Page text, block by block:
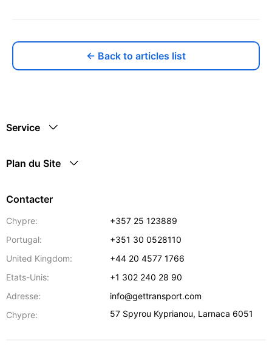
← Back to articles list
Service
Plan du Site
Contacter
Chypre:
+357 25 123889
Portugal:
+351 30 0528110
United Kingdom:
+44 20 4577 1766
Etats-Unis:
+1 302 240 28 90
Adresse:
info@gettransport.com
Chypre:
57 Spyrou Kyprianou, Larnaca 6051